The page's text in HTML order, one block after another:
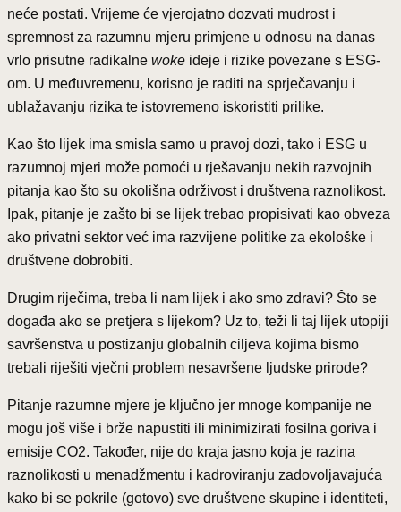
neće postati. Vrijeme će vjerojatno dozvati mudrost i
spremnost za razumnu mjeru primjene u odnosu na danas
vrlo prisutne radikalne woke ideje i rizike povezane s ESG-
om. U međuvremenu, korisno je raditi na sprječavanju i
ublažavanju rizika te istovremeno iskoristiti prilike.
Kao što lijek ima smisla samo u pravoj dozi, tako i ESG u
razumnoj mjeri može pomoći u rješavanju nekih razvojnih
pitanja kao što su okolišna održivost i društvena raznolikost.
Ipak, pitanje je zašto bi se lijek trebao propisivati kao obveza
ako privatni sektor već ima razvijene politike za ekološke i
društvene dobrobiti.
Drugim riječima, treba li nam lijek i ako smo zdravi? Što se
događa ako se pretjera s lijekom? Uz to, teži li taj lijek utopiji
savršenstva u postizanju globalnih ciljeva kojima bismo
trebali riješiti vječni problem nesavršene ljudske prirode?
Pitanje razumne mjere je ključno jer mnoge kompanije ne
mogu još više i brže napustiti ili minimizirati fosilna goriva i
emisije CO2. Također, nije do kraja jasno koja je razina
raznolikosti u menadžmentu i kadroviranju zadovoljavajuća
kako bi se pokrile (gotovo) sve društvene skupine i identiteti,